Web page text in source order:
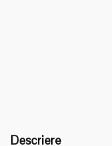
Descriere